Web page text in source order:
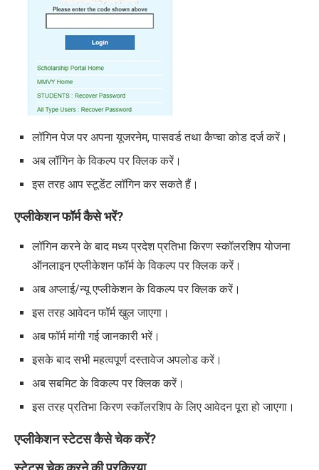
लॉगिन पेज पर अपना यूजरनेम, पासवर्ड तथा कैप्चा कोड दर्ज करें।
अब लॉगिन के विकल्प पर क्लिक करें।
इस तरह आप स्टूडेंट लॉगिन कर सकते हैं।
एप्लीकेशन फॉर्म कैसे भरें?
लॉगिन करने के बाद मध्य प्रदेश प्रतिभा किरण स्कॉलरशिप योजना
ऑनलाइन एप्लीकेशन फॉर्म के विकल्प पर क्लिक करें।
अब अप्लाई/न्यू एप्लीकेशन के विकल्प पर क्लिक करें।
इस तरह आवेदन फॉर्म खुल जाएगा।
अब फॉर्म मांगी गई जानकारी भरें।
इसके बाद सभी महत्वपूर्ण दस्तावेज अपलोड करें।
अब सबमिट के विकल्प पर क्लिक करें।
इस तरह प्रतिभा किरण स्कॉलरशिप के लिए आवेदन पूरा हो जाएगा।
एप्लीकेशन स्टेटस कैसे चेक करें?